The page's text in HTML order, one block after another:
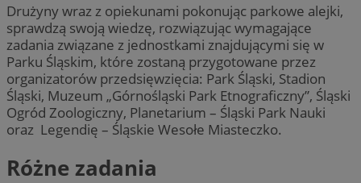
Drużyny wraz z opiekunami pokonując parkowe alejki,
sprawdzą swoją wiedzę, rozwiązując wymagające
zadania związane z jednostkami znajdującymi się w
Parku Śląskim, które zostaną przygotowane przez
organizatorów przedsięwzięcia: Park Śląski, Stadion
Śląski, Muzeum „Górnośląski Park Etnograficzny”, Śląski
Ogród Zoologiczny, Planetarium – Śląski Park Nauki
oraz Legendię – Śląskie Wesołe Miasteczko.
Różne zadania